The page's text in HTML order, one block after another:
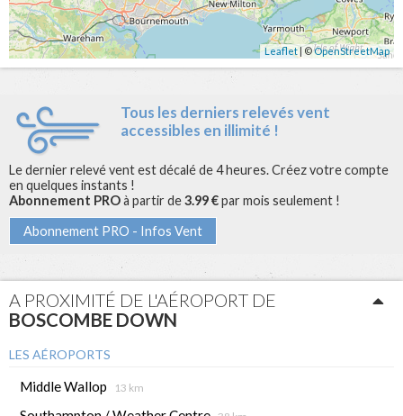
Leaflet | ©OpenStreetMap
Tous les derniers relevés vent
accessibles en illimité !
Le dernier relevé vent est décalé de 4 heures. Créez votre compte
en quelques instants !
Abonnement PROà partir de3.99 €par mois seulement !
Abonnement PRO - Infos Vent
A PROXIMITÉ DE L'AÉROPORT DE
BOSCOMBE DOWN
LES AÉROPORTS
Middle Wallop 13 km